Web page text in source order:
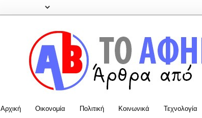
Αρχική Οικονομία Πολιτική Κοινωνικά Τεχνολογία